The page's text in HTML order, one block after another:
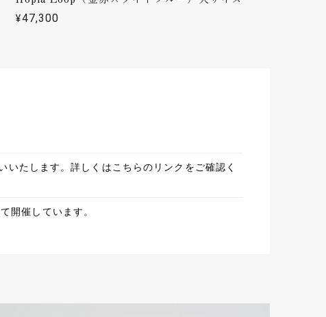
姿は手前味噌ですがとても美しいと思っており
¥47,300
たします。詳しくはこちらのリンクをご確認く
開催しています。